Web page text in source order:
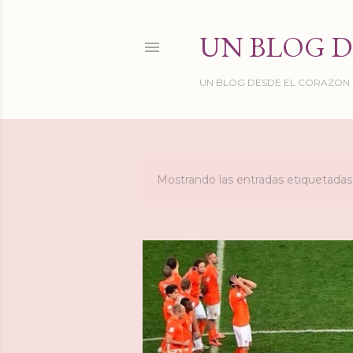
UN BLOG
UN BLOG DESDE EL
t
r
a
Mostrando las entradas